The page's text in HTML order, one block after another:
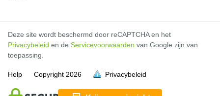
vol is
vol is
vol is
vol is
vol is
vol is
vol is
vol is
vol is
vol is
vol is
Deze site wordt beschermd door reCAPTCHA en het
Privacybeleid en de Servicevoorwaarden van Google zijn van
toepassing.
Help Copyright 2026 Privacybeleid